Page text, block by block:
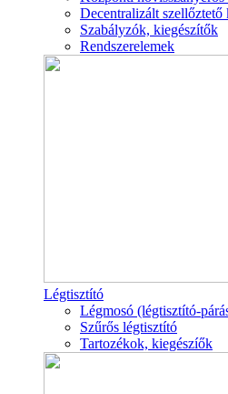
Decentralizált szellőztető
Szabályzók, kiegészítők
Rendszerelemek
Légtisztító
Légmosó (légtisztító-
Szűrős légtisztító
Tartozékok, kiegészíők